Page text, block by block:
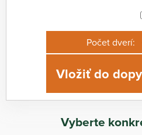
Počet dverí:
Vložiť do
Vyberte